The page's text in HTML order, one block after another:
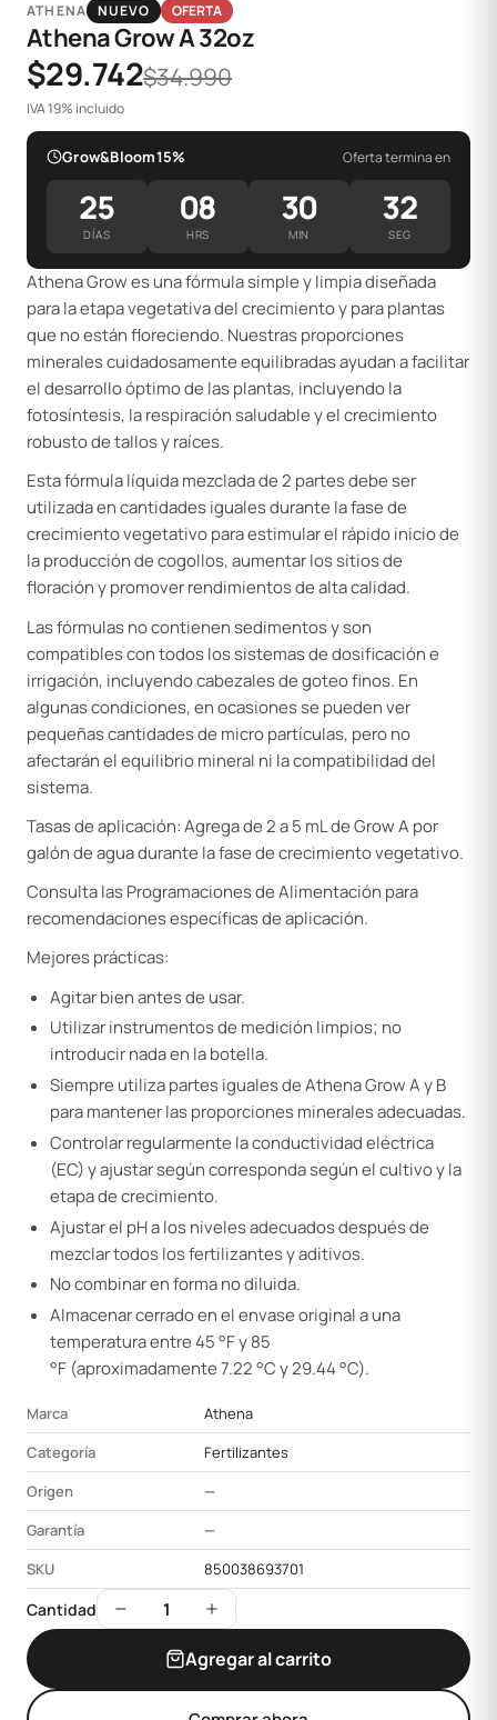
ATHENA NUEVO OFERTA
Athena Grow A 32oz
$29.742$34.990
IVA 19% incluido
Grow&Bloom15% Oferta termina en
25
DÍAS
08
HRS
30
MIN
32
SEG
Athena Grow es una fórmula simple y limpia diseñada
para la etapa vegetativa del crecimiento y para plantas
que no están floreciendo. Nuestras proporciones
minerales cuidadosamente equilibradas ayudan a facilitar
el desarrollo óptimo de las plantas, incluyendo la
fotosíntesis, la respiración saludable y el crecimiento
robusto de tallos y raíces.
Esta fórmula líquida mezclada de 2 partes debe ser
utilizada en cantidades iguales durante la fase de
crecimiento vegetativo para estimular el rápido inicio de
la producción de cogollos, aumentar los sitios de
floración y promover rendimientos de alta calidad.
Las fórmulas no contienen sedimentos y son
compatibles con todos los sistemas de dosificación e
irrigación, incluyendo cabezales de goteo finos. En
algunas condiciones, en ocasiones se pueden ver
pequeñas cantidades de micro partículas, pero no
afectarán el equilibrio mineral ni la compatibilidad del
sistema.
Tasas de aplicación: Agrega de 2 a 5 mL de Grow A por
galón de agua durante la fase de crecimiento vegetativo.
Consulta las Programaciones de Alimentación para
recomendaciones específicas de aplicación.
Mejores prácticas:
Agitar bien antes de usar.
Utilizar instrumentos de medición limpios; no
introducir nada en la botella.
Siempre utiliza partes iguales de Athena Grow A y B
para mantener las proporciones minerales adecuadas.
Controlar regularmente la conductividad eléctrica
(EC) y ajustar según corresponda según el cultivo y la
etapa de crecimiento.
Ajustar el pH a los niveles adecuados después de
mezclar todos los fertilizantes y aditivos.
No combinar en forma no diluida.
Almacenar cerrado en el envase original a una
temperatura entre 45 °F y 85
°F (aproximadamente7.22 °C y 29.44 °C).
Marca
Athena
Categoría
Fertilizantes
Origen
—
Garantía
—
SKU
850038693701
Cantidad 1
Agregar al carrito